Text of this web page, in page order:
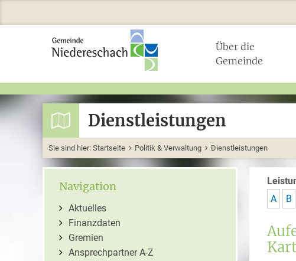
Über die
Gemeinde
Dienstleistungen
Sie sind hier: Startseite Politik & Verwaltung Dienstleistungen
Navigation
Aktuelles
Finanzdaten
Gremien
Ansprechpartner A-Z
A
B